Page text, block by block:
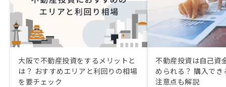
大阪で不動産投資をするメリットと
は？ おすすめエリアと利回りの相場
を要チェック
不動産投資は自己資
められる？ 購入で
注意点も解説